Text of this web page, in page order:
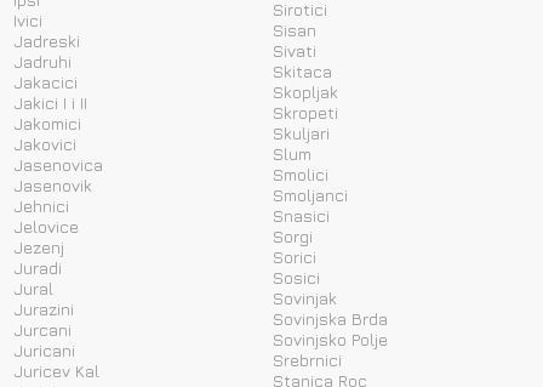
Ivici
Jadreski
Jadruhi
Jakacici
Jakici I i II
Jakomici
Jakovici
Jasenovica
Jasenovik
Jehnici
Jelovice
Jezenj
Juradi
Jural
Jurazini
Jurcani
Juricani
Juricev Kal
Sirotici
Sisan
Sivati
Skitaca
Skopljak
Skropeti
Skuljari
Slum
Smolici
Smoljanci
Snasici
Sorgi
Sorici
Sosici
Sovinjak
Sovinjska Brda
Sovinjsko Polje
Srebrnici
Stanica Roc